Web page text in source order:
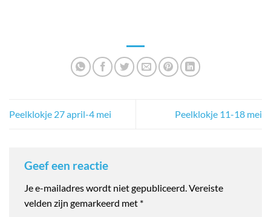
Peelklokje 27 april-4 mei Peelklokje 11-18 mei
Geef een reactie
Je e-mailadres wordt niet gepubliceerd.Vereiste
velden zijn gemarkeerd met *